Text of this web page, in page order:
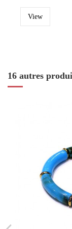
View
16 autres